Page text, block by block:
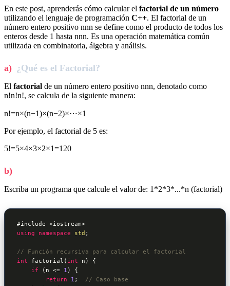
En este post, aprenderás cómo calcular el factorial de un número
utilizando el lenguaje de programación C++. El factorial de un
número entero positivo nnn se define como el producto de todos los
enteros desde 1 hasta nnn. Es una operación matemática común
utilizada en combinatoria, álgebra y análisis.
¿Qué es el Factorial?
El factorial de un número entero positivo nnn, denotado como
n!n!n!, se calcula de la siguiente manera:
n!=n×(n−1)×(n−2)×⋯×1
Por ejemplo, el factorial de 5 es:
5!=5×4×3×2×1=120
Escriba un programa que calcule el valor de: 1*2*3*...*n (factorial)
#include <iostream>
using
namespace std ;
// Función recursiva para calcular el factorial
int factorial( int n) {
if (n <= 1 ) {
return
1 ; // Caso base